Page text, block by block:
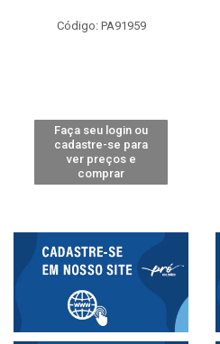
Código: PA91959
Faça seu login ou
cadastre-se para
ver preços e
comprar